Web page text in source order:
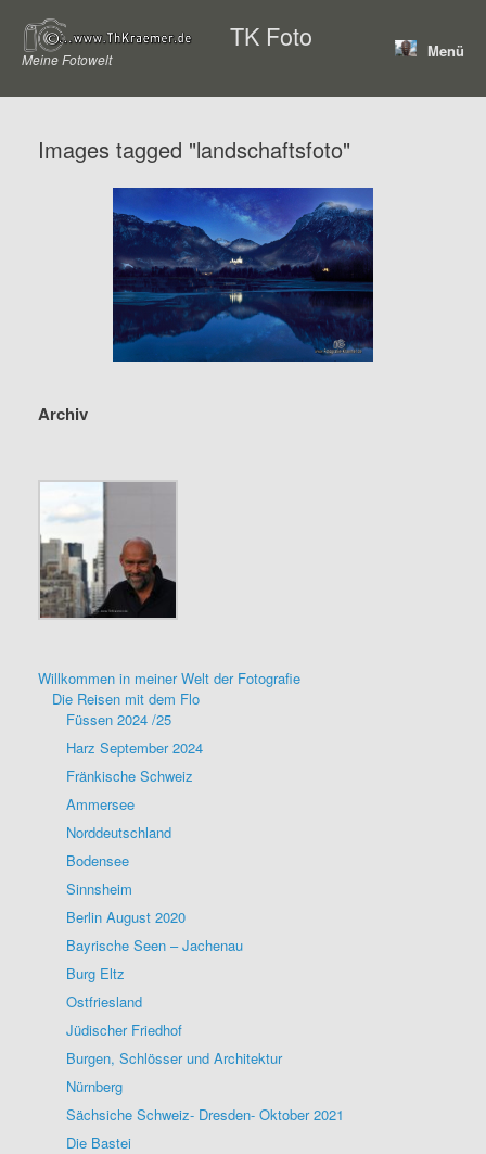
Inhalt
springen
TK Foto
Meine Fotowelt Menü
Images tagged "landschaftsfoto"
Archiv
Willkommen in meiner Welt der Fotografie
Die Reisen mit dem Flo
Füssen 2024 /25
Harz September 2024
Fränkische Schweiz
Ammersee
Norddeutschland
Bodensee
Sinnsheim
Berlin August 2020
Bayrische Seen – Jachenau
Burg Eltz
Ostfriesland
Jüdischer Friedhof
Burgen, Schlösser und Architektur
Nürnberg
Sächsiche Schweiz- Dresden- Oktober 2021
Die Bastei